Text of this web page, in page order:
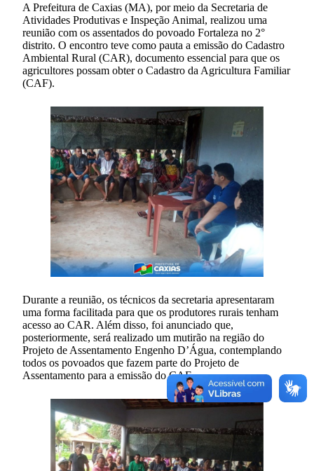
A Prefeitura de Caxias (MA), por meio da Secretaria de
Atividades Produtivas e Inspeção Animal, realizou uma
reunião com os assentados do povoado Fortaleza no 2°
distrito. O encontro teve como pauta a emissão do Cadastro
Ambiental Rural (CAR), documento essencial para que os
agricultores possam obter o Cadastro da Agricultura Familiar
(CAF).
Durante a reunião, os técnicos da secretaria apresentaram
uma forma facilitada para que os produtores rurais tenham
acesso ao CAR. Além disso, foi anunciado que,
posteriormente, será realizado um mutirão na região do
Projeto de Assentamento Engenho D’Água, contemplando
todos os povoados que fazem parte do Projeto de
Assentamento para a emissão do CAF.